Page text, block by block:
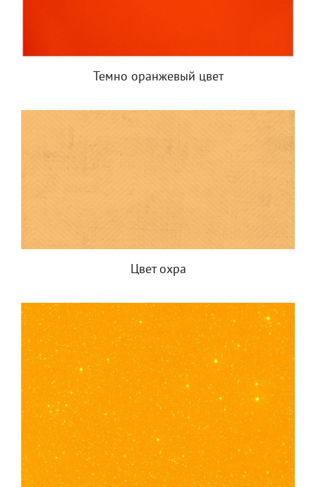
Темно оранжевый цвет
Цвет охра